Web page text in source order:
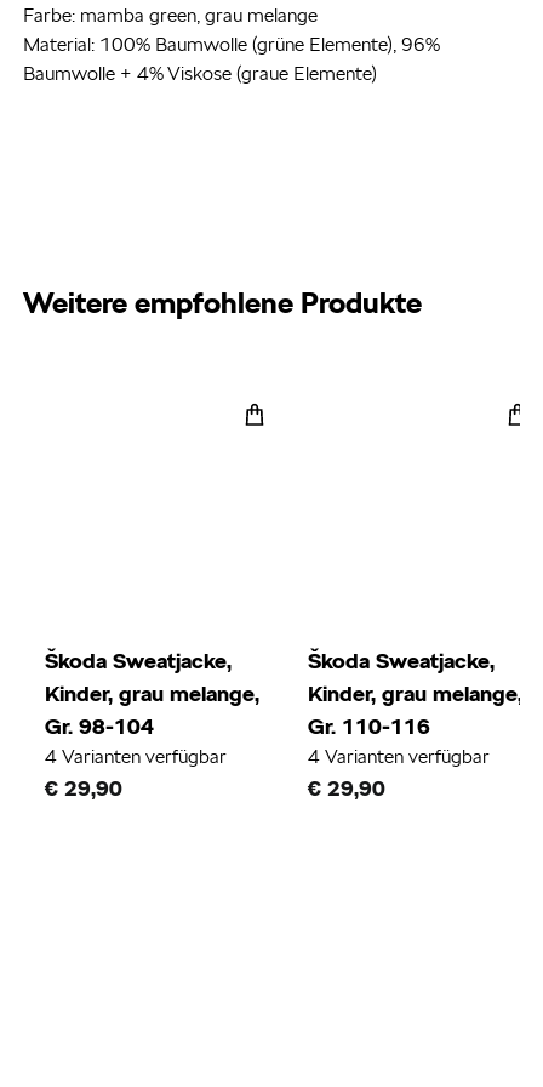
Farbe: mamba green, grau melange
Material: 100% Baumwolle (grüne Elemente), 96%
Baumwolle + 4% Viskose (graue Elemente)
Weitere empfohlene Produkte
Škoda Sweatjacke,
Kinder, grau melange,
Gr. 98-104
4 Varianten verfügbar
€ 29,90
Škoda Sweatjacke,
Kinder, grau melange,
Gr. 110-116
4 Varianten verfügbar
€ 29,90